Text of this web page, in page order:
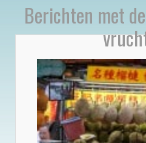
Berichten met